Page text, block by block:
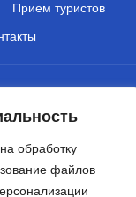
обработку
файлов
Прием туристов